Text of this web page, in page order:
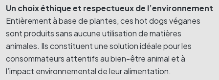
Un choix éthique et respectueux de l’environnement
Entièrement à base de plantes, ces hot dogs véganes
sont produits sans aucune utilisation de matières
animales. Ils constituent une solution idéale pour les
consommateurs attentifs au bien-être animal et à
l’impact environnemental de leur alimentation.